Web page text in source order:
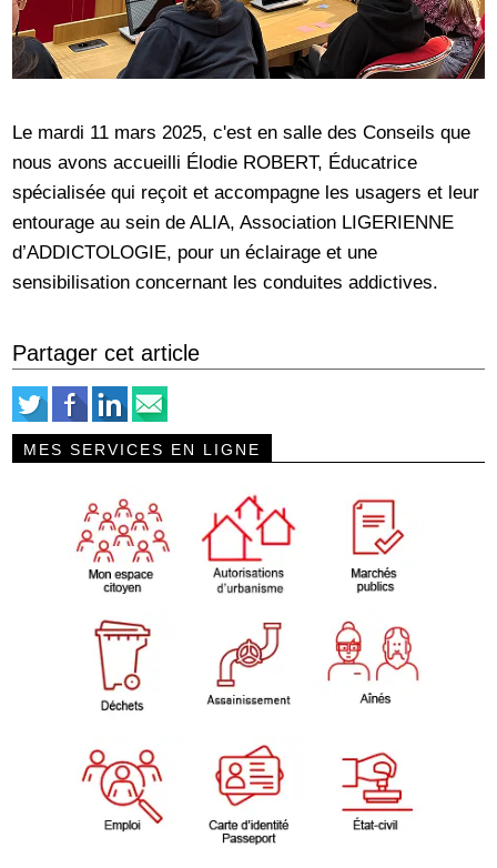
Le mardi 11 mars 2025, c'est en salle des Conseils que
nous avons accueilli Élodie ROBERT, Éducatrice
spécialisée qui reçoit et accompagne les usagers et leur
entourage au sein de ALIA, Association LIGERIENNE
d’ADDICTOLOGIE, pour un éclairage et une
sensibilisation concernant les conduites addictives.
Partager cet article
MES SERVICES EN LIGNE